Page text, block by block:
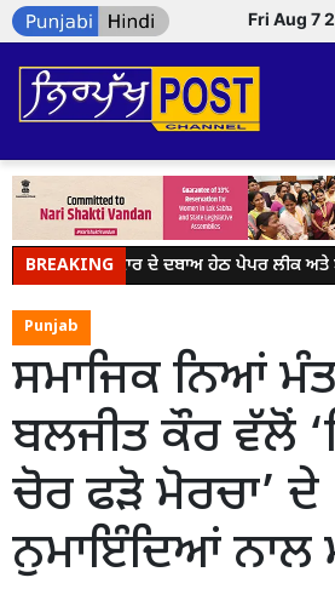
Fri Aug 7
BREAKING
ਮੋਦੀ ਸਰਕਾਰ ਦੇ ਦਬਾਅ ਹੇਠ ਪੇਪਰ ਲੀਕ ਅਤੇ
Punjab
ਸਮਾਜਿਕ ਨਿਆਂ
ਬਲਜੀਤ ਕੌਰ ਵੱਲੋਂ
ਚੋਰ ਫੜੋ ਮੋਰਚਾ’ ਦੇ
ਨੁਮਾਇੰਦਿਆਂ ਨਾਲ